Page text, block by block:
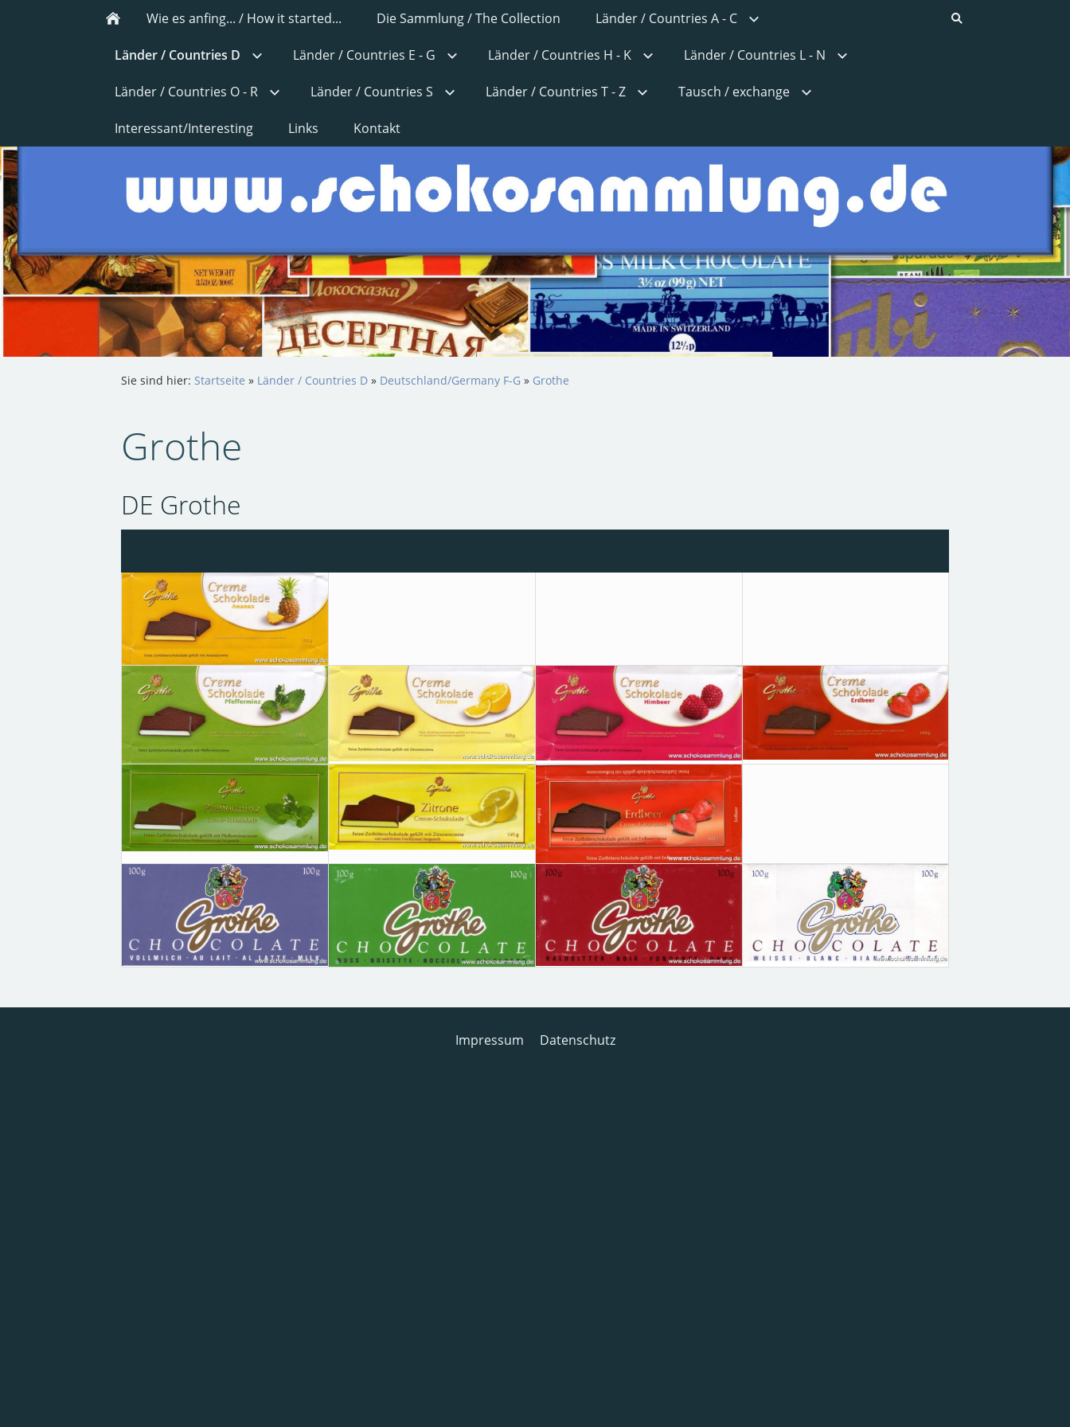
Wie es anfing... / How it started... Die Sammlung / The Collection Länder / Countries A - C
Länder / Countries D Länder / Countries E - G Länder / Countries H - K Länder / Countries L - N
Länder / Countries O - R Länder / Countries S Länder / Countries T - Z Tausch / exchange
Interessant/Interesting Links Kontakt
Sie sind hier: Startseite » Länder / Countries D » Deutschland/Germany F-G » Grothe
Grothe
DE Grothe
Impressum Datenschutz